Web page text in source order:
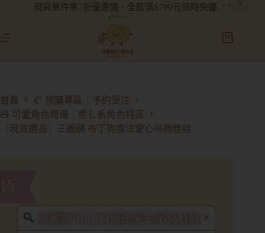
現貨單件享7折優惠價、全館滿$790元限時免運 .ᐟ.ᐟ
首頁
🥐 預購專區┊予約受注
🧸 可愛角色周邊┊癒し系角色特區
〖現貨選品〗三麗鷗 布丁狗魔法愛心吊飾娃娃